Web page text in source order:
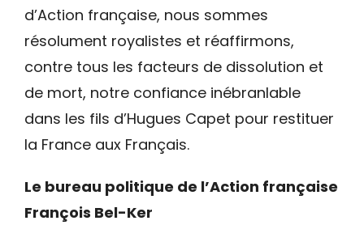
d’Action française, nous sommes
résolument royalistes et réaffirmons,
contre tous les facteurs de dissolution et
de mort, notre confiance inébranlable
dans les fils d’Hugues Capet pour restituer
la France aux Français.
Le bureau politique de l’Action française
François Bel-Ker